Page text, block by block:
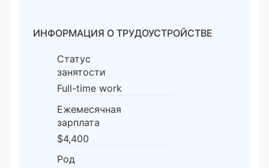
ИНФОРМАЦИЯ О ТРУДОУСТРОЙСТВЕ
Статус
занятости
Full-time work
Ежемесячная
зарплата
$4,400
Род